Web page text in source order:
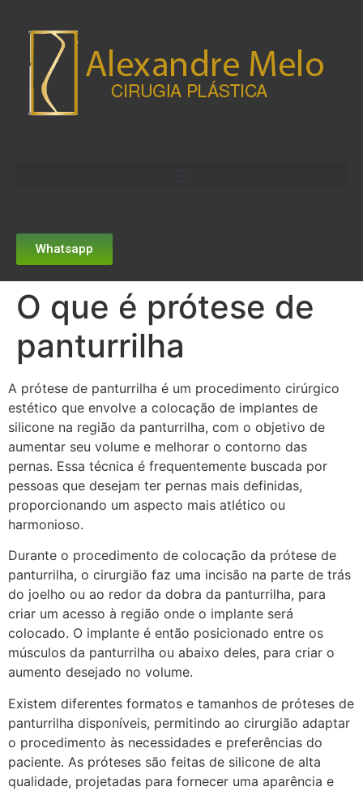
Whatsapp
O que é prótese de
panturrilha
A prótese de panturrilha é um procedimento cirúrgico
estético que envolve a colocação de implantes de
silicone na região da panturrilha, com o objetivo de
aumentar seu volume e melhorar o contorno das
pernas. Essa técnica é frequentemente buscada por
pessoas que desejam ter pernas mais definidas,
proporcionando um aspecto mais atlético ou
harmonioso.
Durante o procedimento de colocação da prótese de
panturrilha, o cirurgião faz uma incisão na parte de trás
do joelho ou ao redor da dobra da panturrilha, para
criar um acesso à região onde o implante será
colocado. O implante é então posicionado entre os
músculos da panturrilha ou abaixo deles, para criar o
aumento desejado no volume.
Existem diferentes formatos e tamanhos de próteses de
panturrilha disponíveis, permitindo ao cirurgião adaptar
o procedimento às necessidades e preferências do
paciente. As próteses são feitas de silicone de alta
qualidade, projetadas para fornecer uma aparência e